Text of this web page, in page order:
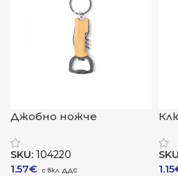
Джобно ножче
практичност с
природен облик
SKU: 104220
1.57€
1.15